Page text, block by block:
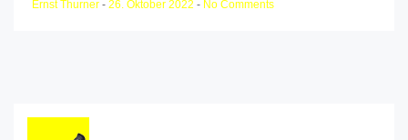
Ernst Thurner - 26. Oktober 2022 - No Comments